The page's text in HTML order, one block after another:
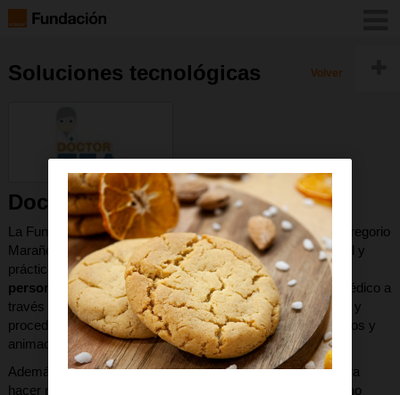
Soluciones tecnológicas Volver
Doctor Tea
La Fundación Orange y el Hospital General Universitario Gregorio
Marañón han creado la webDoctor Tea, una página web útil y
práctica que trata defacilitar las visitas médicas de las
personas con autismo, familiarizándose con el entorno médico a
través de un recorrido por distintos espacios, profesionales y
procedimientos médicos, que se explican con viñetas, videos y
animaciones.
Además, cuenta también con unasección de JUEGOSpara
hacer más fácil y divertida esta familiarización con el entorno